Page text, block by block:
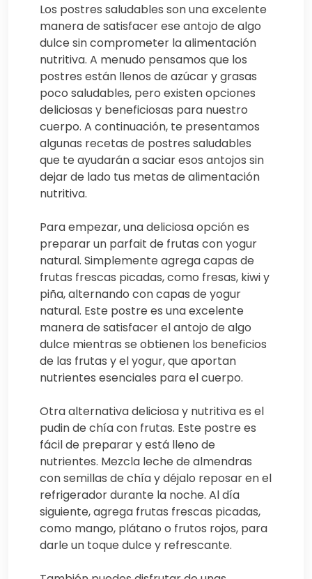
Los postres saludables son una excelente
manera de satisfacer ese antojo de algo
dulce sin comprometer la alimentación
nutritiva. A menudo pensamos que los
postres están llenos de azúcar y grasas
poco saludables, pero existen opciones
deliciosas y beneficiosas para nuestro
cuerpo. A continuación, te presentamos
algunas recetas de postres saludables
que te ayudarán a saciar esos antojos sin
dejar de lado tus metas de alimentación
nutritiva.
Para empezar, una deliciosa opción es
preparar un parfait de frutas con yogur
natural. Simplemente agrega capas de
frutas frescas picadas, como fresas, kiwi y
piña, alternando con capas de yogur
natural. Este postre es una excelente
manera de satisfacer el antojo de algo
dulce mientras se obtienen los beneficios
de las frutas y el yogur, que aportan
nutrientes esenciales para el cuerpo.
Otra alternativa deliciosa y nutritiva es el
pudin de chía con frutas. Este postre es
fácil de preparar y está lleno de
nutrientes. Mezcla leche de almendras
con semillas de chía y déjalo reposar en el
refrigerador durante la noche. Al día
siguiente, agrega frutas frescas picadas,
como mango, plátano o frutos rojos, para
darle un toque dulce y refrescante.